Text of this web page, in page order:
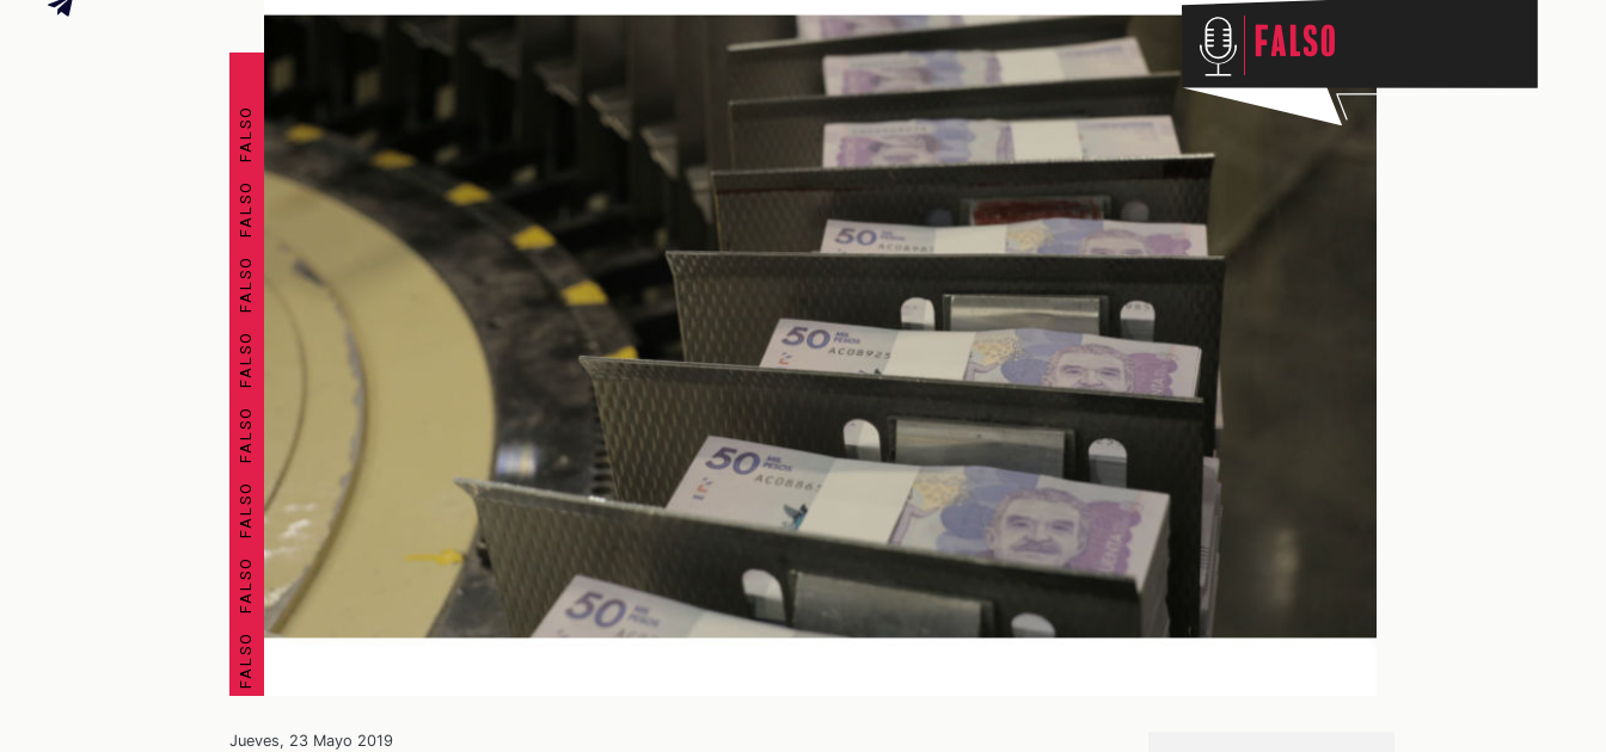
FALSO FALSO FALSO FALSO FALSO FALSO FALSO FALSO
Falso
Jueves, 23 Mayo 2019